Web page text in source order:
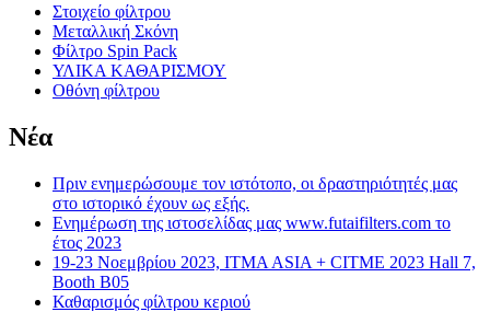
Στοιχείο φίλτρου
Μεταλλική Σκόνη
Φίλτρο Spin Pack
ΥΛΙΚΑ ΚΑΘΑΡΙΣΜΟΥ
Οθόνη φίλτρου
Νέα
Πριν ενημερώσουμε τον ιστότοπο, οι δραστηριότητές μας
στο ιστορικό έχουν ως εξής.
Ενημέρωση της ιστοσελίδας μας www.futaifilters.com το
έτος 2023
19-23 Νοεμβρίου 2023, ITMA ASIA + CITME 2023 Hall 7,
Booth B05
Καθαρισμός φίλτρου κεριού